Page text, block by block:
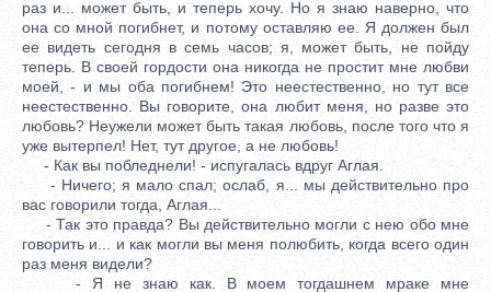
раз и... может быть, и теперь хочу. Но я знаю наверно, что
она со мной погибнет, и потому оставляю ее. Я должен был
ее видеть сегодня в семь часов; я, может быть, не пойду
теперь. В своей гордости она никогда не простит мне любви
моей, - и мы оба погибнем! Это неестественно, но тут все
неестественно. Вы говорите, она любит меня, но разве это
любовь? Неужели может быть такая любовь, после того что я
уже вытерпел! Нет, тут другое, а не любовь!
- Как вы побледнели! - испугалась вдруг Аглая.
- Ничего; я мало спал; ослаб, я... мы действительно про
вас говорили тогда, Аглая...
- Так это правда? Вы действительно могли с нею обо мне
говорить и... и как могли вы меня полюбить, когда всего один
раз меня видели?
- Я не знаю как. В моем тогдашнем мраке мне